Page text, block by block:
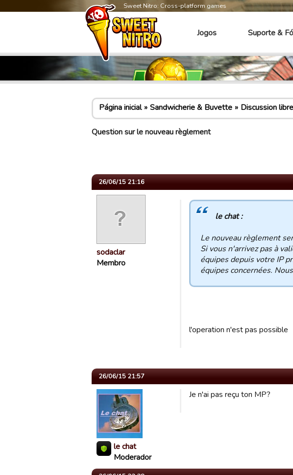
Sweet Nitro: Cross-platform games
Jogos Suporte &
Página inicial Sandwicherie & Buvette Discussion libre
Question sur le nouveau règlement
26/06/15 21:16
sodaclar
Membro
le chat :
Le nouveau règlement
Si vous n'arrivez pas à
équipes depuis votre IP
équipes concernées.
l'operation n'est pas possible
26/06/15 21:57
le chat
Moderador
Je n'ai pas reçu ton MP?